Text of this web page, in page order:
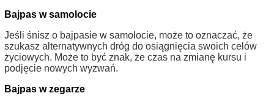
Bajpas w samolocie
Jeśli śnisz o bajpasie w samolocie, może to oznaczać, że
szukasz alternatywnych dróg do osiągnięcia swoich celów
życiowych. Może to być znak, że czas na zmianę kursu i
podjęcie nowych wyzwań.
Bajpas w zegarze